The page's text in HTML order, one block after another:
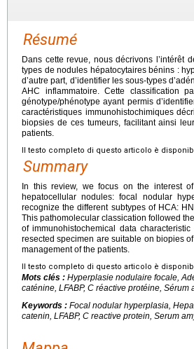
Résumé
Dans cette revue, nous décrivons l’intérêt
types de nodules hépatocytaires bénins :
d’autre part, d’identifier les sous-types
AHC inflammatoire. Cette classification
génotype/phénotype ayant permis
caractéristiques immunohistochimiques
biopsies de ces tumeurs, facilitant ainsi
patients.
Il testo completo di questo articolo è
Summary
In this review, we focus on the interest
hepatocellular nodules: focal nodular
recognize the different subtypes of HCA:
This pathomolecular classication followed
of immunohistochemical data
resected specimen are suitable on biopies
management of the patients.
Il testo completo di questo articolo è
Mots clés : Hyperplasie nodulaire focale,
caténine, LFABP, C réactive protéine, Sérum
Keywords : Focal nodular hyperplasia,
catenin, LFABP, C reactive protein, Serum